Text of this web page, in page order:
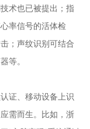
术也已被提出；指
率信号的活体检
；声纹识别可结合
等。
证、移动设备上识
需而生。比如，浙